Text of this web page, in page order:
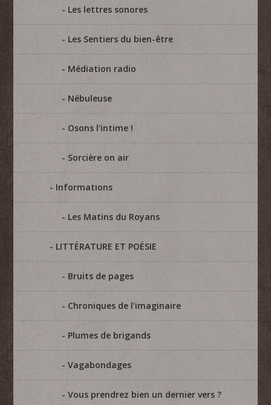
Les lettres sonores
Les Sentiers du bien-être
Médiation radio
Nébuleuse
Osons l'intime !
Sorcière on air
Informations
Les Matins du Royans
LITTÉRATURE ET POÉSIE
Bruits de pages
Chroniques de l'imaginaire
Plumes de brigands
Vagabondages
Vous prendrez bien un dernier vers ?